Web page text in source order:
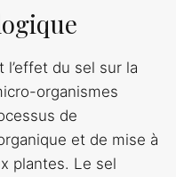
du sel sur la
organismes
de
et de mise à
plantes. Le sel